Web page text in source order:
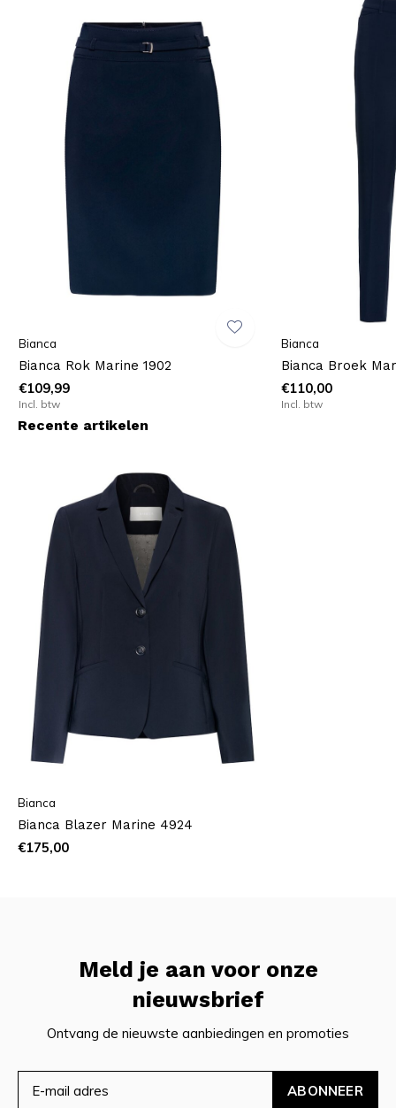
Bianca
Bianca Rok Marine 1902
€109,99
Incl. btw
Bianca
Bianca Broek
€110,00
Incl. btw
Recente artikelen
Bianca
Bianca Blazer Marine 4924
€175,00
Meld je aan voor onze
nieuwsbrief
Ontvang de nieuwste aanbiedingen en promoties
ABONNEER